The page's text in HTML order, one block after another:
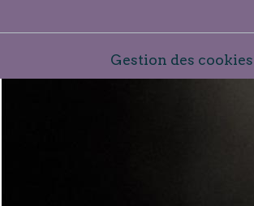
Gestion des cookies